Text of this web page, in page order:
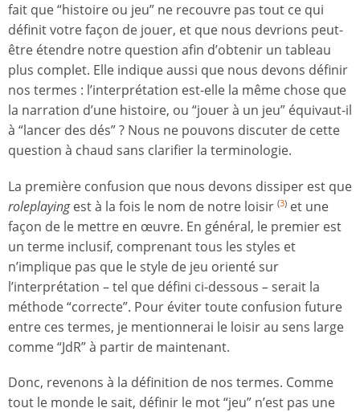
fait que “histoire ou jeu” ne recouvre pas tout ce qui
définit votre façon de jouer, et que nous devrions peut-
être étendre notre question afin d’obtenir un tableau
plus complet. Elle indique aussi que nous devons définir
nos termes : l’interprétation est-elle la même chose que
la narration d’une histoire, ou “jouer à un jeu” équivaut-il
à “lancer des dés” ? Nous ne pouvons discuter de cette
question à chaud sans clarifier la terminologie.
La première confusion que nous devons dissiper est que
roleplayingest à la fois le nom de notre loisir (3) et une
façon de le mettre en œuvre. En général, le premier est
un terme inclusif, comprenant tous les styles et
n’implique pas que le style de jeu orienté sur
l’interprétation – tel que défini ci-dessous – serait la
méthode “correcte”. Pour éviter toute confusion future
entre ces termes, je mentionnerai le loisir au sens large
comme “JdR” à partir de maintenant.
Donc, revenons à la définition de nos termes. Comme
tout le monde le sait, définir le mot “jeu” n’est pas une